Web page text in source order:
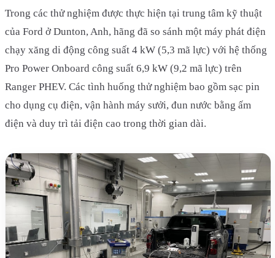
Trong các thử nghiệm được thực hiện tại trung tâm kỹ thuật
của Ford ở Dunton, Anh, hãng đã so sánh một máy phát điện
chạy xăng di động công suất 4 kW (5,3 mã lực) với hệ thống
Pro Power Onboard công suất 6,9 kW (9,2 mã lực) trên
Ranger PHEV. Các tình huống thử nghiệm bao gồm sạc pin
cho dụng cụ điện, vận hành máy sưởi, đun nước bằng ấm
điện và duy trì tải điện cao trong thời gian dài.